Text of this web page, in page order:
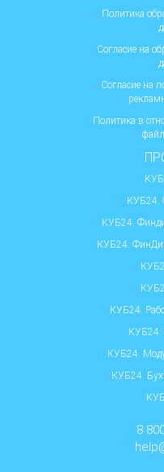
Политика
Согласие на
Согласие на
Политика в
КУБ24.
КУБ24.
КУБ24.
КУБ24.
КУБ24.
КУБ24.
КУБ24.
8